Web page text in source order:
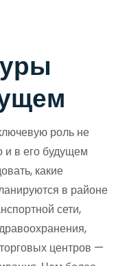
роль не
и в его будущем
какие
в районе
сети,
центров —